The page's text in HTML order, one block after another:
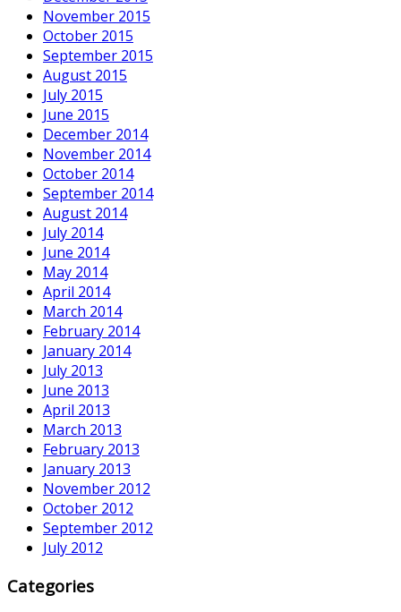
November 2015
October 2015
September 2015
August 2015
July 2015
June 2015
December 2014
November 2014
October 2014
September 2014
August 2014
July 2014
June 2014
May 2014
April 2014
March 2014
February 2014
January 2014
July 2013
June 2013
April 2013
March 2013
February 2013
January 2013
November 2012
October 2012
September 2012
July 2012
Categories